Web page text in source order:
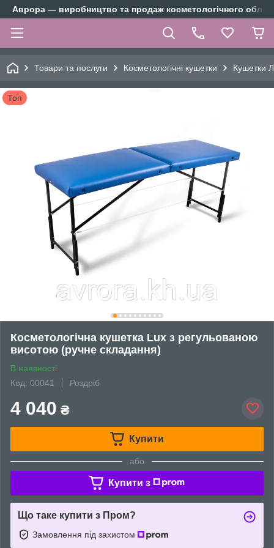
Аврора — виробництво та продаж косметологічного
Товари та послуги Косметологічні кушетки Кушетки
Топ
Косметологічна кушетка Lux з регульованою
висотою (ручне складання)
В наявності
Код: 00041
Роздріб
4 040 ₴
Купити
або
Купити з
Що таке купити з Пром?
Замовлення під захистом